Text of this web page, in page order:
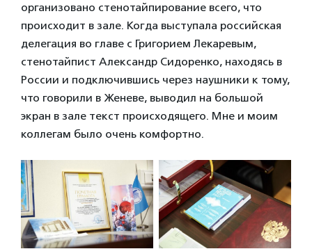
организовано стенотайпирование всего, что
происходит в зале. Когда выступала российская
делегация во главе с Григорием Лекаревым,
стенотайпист Александр Сидоренко, находясь в
России и подключившись через наушники к тому,
что говорили в Женеве, выводил на большой
экран в зале текст происходящего. Мне и моим
коллегам было очень комфортно.